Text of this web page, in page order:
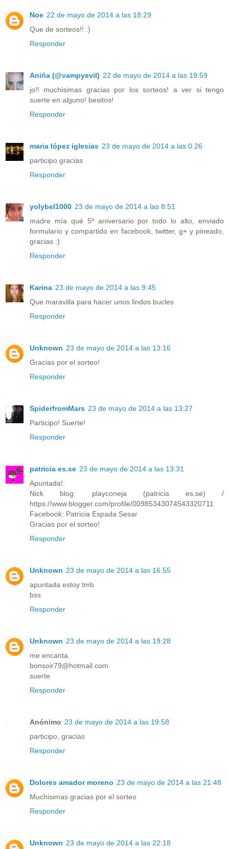
Noe 22 de mayo de 2014 a las 18:29
Que de sorteos!! :)
Responder
Aniña (@vampyevil) 22 de mayo de 2014 a las 19:59
jo!! muchisimas gracias por los sorteos! a ver si tengo
suerte en alguno! besitos!
Responder
maria lópez iglesias 23 de mayo de 2014 a las 0:26
participo gracias
Responder
yolybel1000 23 de mayo de 2014 a las 8:51
madre mía qué 5º aniversario por todo lo alto, enviado
formulario y compartido en facebook, twitter, g+ y pineado,
gracias :)
Responder
Karina 23 de mayo de 2014 a las 9:45
Que maravilla para hacer unos lindos bucles
Responder
Unknown 23 de mayo de 2014 a las 13:16
Gracias por el sorteo!
Responder
SpiderfromMars 23 de mayo de 2014 a las 13:27
Participo! Suerte!
Responder
patricia es.se 23 de mayo de 2014 a las 13:31
Apuntada!.
Nick blog: playconeja (patricia es.se) /
https://www.blogger.com/profile/00985343074543320711
Facebook: Patricia Espada Sesar
Gracias por el sorteo!
Responder
Unknown 23 de mayo de 2014 a las 16:55
apuntada estoy tmb
bss
Responder
Unknown 23 de mayo de 2014 a las 19:28
me encanta.
bonsoir79@hotmail.com
suerte
Responder
Anónimo 23 de mayo de 2014 a las 19:58
participo, gracias
Responder
Dolores amador moreno 23 de mayo de 2014 a las 21:48
Muchisimas gracias por el sorteo
Responder
Unknown 23 de mayo de 2014 a las 22:18